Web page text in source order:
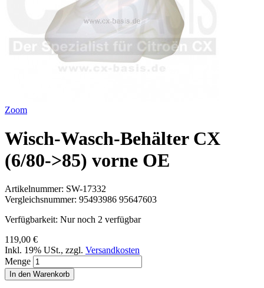
Zoom
Wisch-Wasch-Behälter CX
(6/80->85) vorne OE
Artikelnummer: SW-17332
Vergleichsnummer: 95493986 95647603
Verfügbarkeit: Nur noch 2 verfügbar
119,00 €
Inkl. 19% USt., zzgl. Versandkosten
Menge
In den Warenkorb